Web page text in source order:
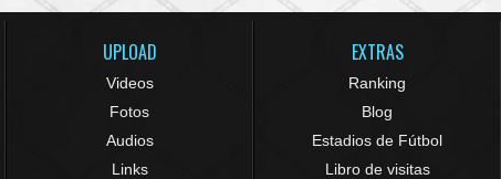
UPLOAD
Videos
Fotos
Audios
Links
EXTRAS
Ranking
Blog
Estadios de Fútbol
Libro de visitas